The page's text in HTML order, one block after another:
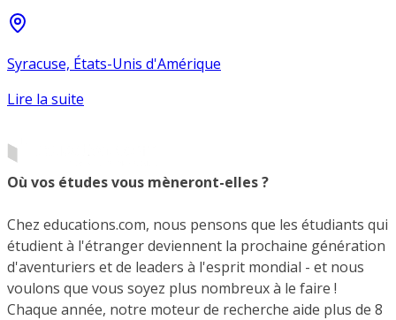
Syracuse, États-Unis d'Amérique
Lire la suite
Où vos études vous mèneront-elles ?
Chez educations.com, nous pensons que les étudiants qui
étudient à l'étranger deviennent la prochaine génération
d'aventuriers et de leaders à l'esprit mondial - et nous
voulons que vous soyez plus nombreux à le faire !
Chaque année, notre moteur de recherche aide plus de 8